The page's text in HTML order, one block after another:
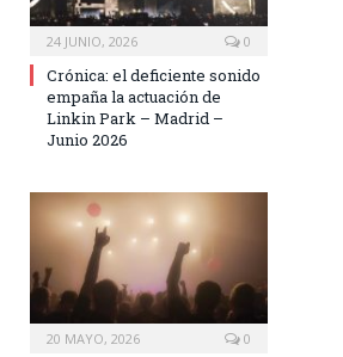
24 JUNIO, 2026 0
Crónica: el deficiente sonido
empaña la actuación de
Linkin Park – Madrid –
Junio 2026
20 MAYO, 2026 0